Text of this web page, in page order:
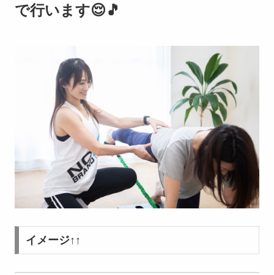
で行います😌🎵
イメージ↑↑